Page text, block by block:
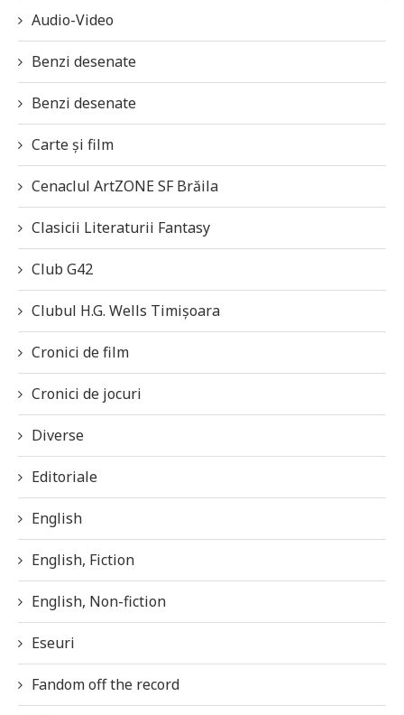
Audio-Video
Benzi desenate
Benzi desenate
Carte și film
Cenaclul ArtZONE SF Brăila
Clasicii Literaturii Fantasy
Club G42
Clubul H.G. Wells Timișoara
Cronici de film
Cronici de jocuri
Diverse
Editoriale
English
English, Fiction
English, Non-fiction
Eseuri
Fandom off the record